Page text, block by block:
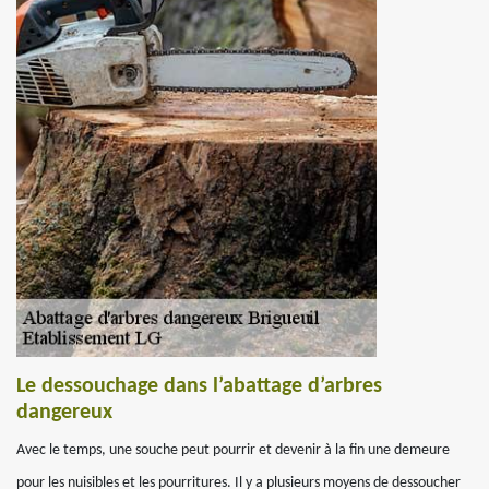
Le dessouchage dans l’abattage d’arbres
dangereux
Avec le temps, une souche peut pourrir et devenir à la fin une demeure
pour les nuisibles et les pourritures. Il y a plusieurs moyens de dessoucher